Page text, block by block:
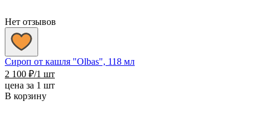
Нет отзывов
Сироп от кашля "Olbas", 118 мл
2 100 ₽/1 шт
цена за 1 шт
В корзину